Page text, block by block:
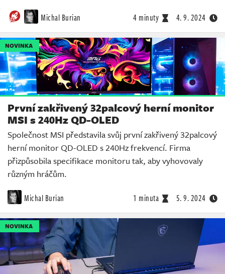
Michal Burian 4 minuty 4. 9. 2024
NOVINKA
První zakřivený 32palcový herní monitor
MSI s 240Hz QD-OLED
Společnost MSI představila svůj první zakřivený 32palcový
herní monitor QD-OLED s 240Hz frekvencí. Firma
přizpůsobila specifikace monitoru tak, aby vyhovovaly
různým hráčům.
Michal Burian 1 minuta 5. 9. 2024
NOVINKA